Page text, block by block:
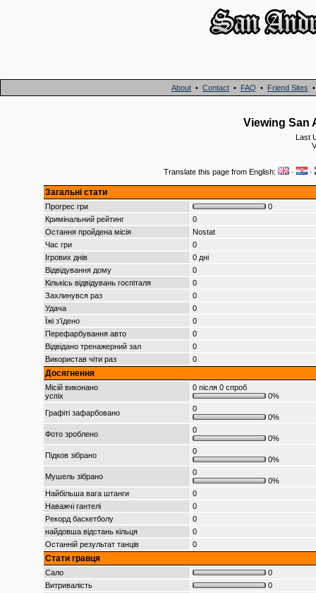
About • Contact • FAQ • Friend Sites
Viewing San
Last
Translate this page from English: · ·
Загальні стати
Прогрес гри
0
Кримінальний рейтинг
0
Остання пройдена місія
Nostat
Час гри
0
Ігрових днів
0 дні
Відвідування дому
0
Кількісь відвідувань госпіталя
0
Захлинувся раз
0
Удача
0
Їжі з’їдено
0
Перефарбування авто
0
Відвідано тренажерний зал
0
Використав чіти раз
0
Досягнення
Місій виконано
успіх
0 після 0 спроб
0%
Графіті зафарбовано
0
0%
Фото зроблено
0
0%
Підков зібрано
0
0%
Мушель зібрано
0
0%
Найбільша вага штанги
0
Наважчі гантелі
0
Рекорд баскетболу
0
найдовша відстань кільця
0
Останній результат танців
0
Стати гравця
Сало
0
Витривалість
0